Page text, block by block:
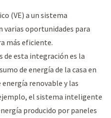
(VE) a un sistema
oportunidades para
más eficiente.
de esta integración es la
de energía de la casa en
renovable y las
el sistema inteligente
producido por paneles